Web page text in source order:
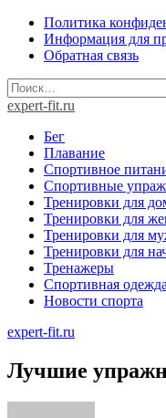
Skip
content
Политика
Информация для
Обратная связь
Найти:
expert-fit.ru
Бег
Плавание
Спортивное
Спортивные
Тренировки для
Тренировки для
Тренировки для
Тренировки для
Тренажеры
Спортивная одежда
Новости спорта
expert-fit.ru
Лучшие